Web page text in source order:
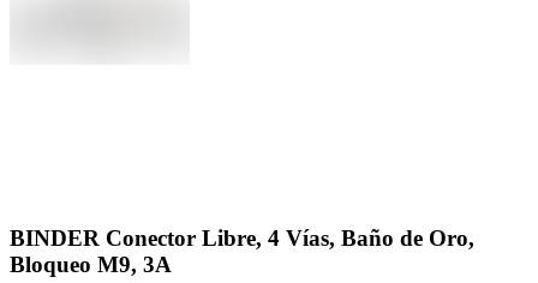
BINDER Conector Libre, 4 Vías, Baño de Oro,
Bloqueo M9, 3A